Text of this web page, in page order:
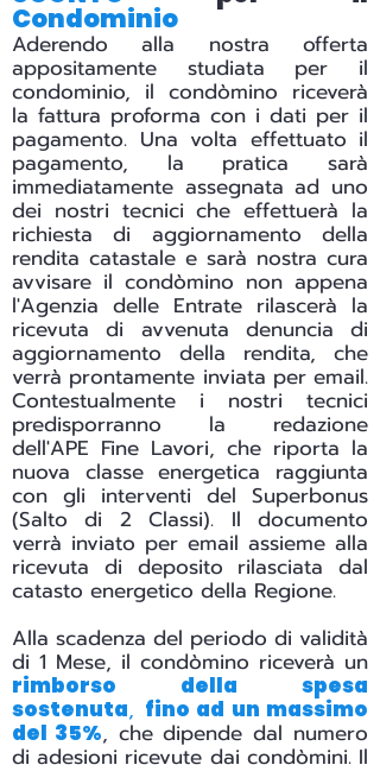
Condominio
Aderendo alla nostra offerta
appositamente studiata per il
condominio, il condòmino riceverà
la fattura proforma con i dati per il
pagamento. Una volta effettuato il
pagamento, la pratica sarà
immediatamente assegnata ad uno
dei nostri tecnici che effettuerà la
richiesta di aggiornamento della
rendita catastale e sarà nostra cura
avvisare il condòmino non appena
l'Agenzia delle Entrate rilascerà la
ricevuta di avvenuta denuncia di
aggiornamento della rendita, che
verrà prontamente inviata per email.
Contestualmente i nostri tecnici
predisporranno la redazione
dell'APE Fine Lavori, che riporta la
nuova classe energetica raggiunta
con gli interventi del Superbonus
(Salto di 2 Classi). Il documento
verrà inviato per email assieme alla
ricevuta di deposito rilasciata dal
catasto energetico della Regione.
Alla scadenza del periodo di validità
di 1 Mese, il condòmino riceverà un
rimborso della spesa
sostenuta, fino ad un massimo
del 35%, che dipende dal numero
di adesioni ricevute dai condòmini. Il